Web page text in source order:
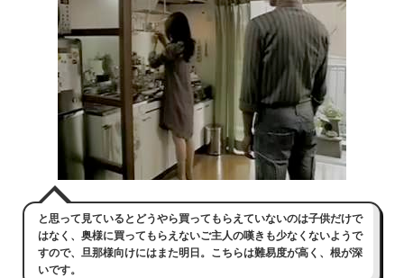
と思って見ているとどうやら買ってもらえていないのは子供だけで
はなく、奥様に買ってもらえないご主人の嘆きも少なくないようで
すので、旦那様向けにはまた明日。こちらは難易度が高く、根が深
いです。